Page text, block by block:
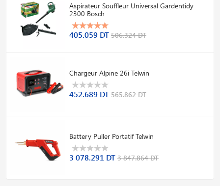
Aspirateur Souffleur Universal Gardentidy
2300 Bosch
405.059 DT 506.324 DT
Chargeur Alpine 26i Telwin
452.689 DT 565.862 DT
Battery Puller Portatif Telwin
3 078.291 DT 3 847.864 DT